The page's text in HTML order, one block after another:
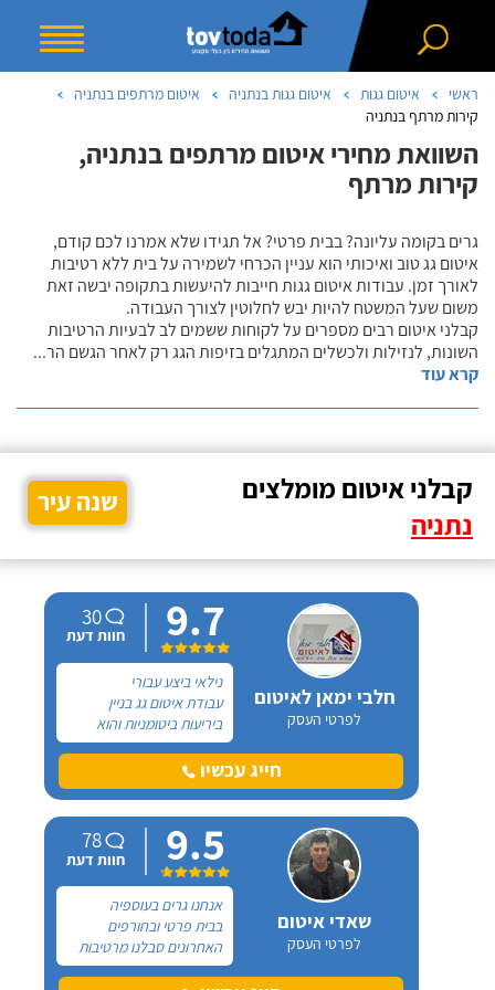
ראשי איטום גגות איטום גגות בנתניה
איטום מרתפים בנתניה
קירות מרתף בנתניה
השוואת מחירי איטום מרתפים בנתניה,
קירות מרתף
גרים בקומה עליונה? בבית פרטי? אל תגידו שלא אמרנו לכם קודם,
איטום גג טוב ואיכותי הוא עניין הכרחי לשמירה על בית ללא רטיבות
לאורך זמן. עבודות איטום גגות חייבות להיעשות בתקופה יבשה זאת
משום שעל המשטח להיות יבש לחלוטין לצורך העבודה.
קבלני איטום רבים מספרים על לקוחות ששמים לב לבעיות הרטיבות
השונות, לנזילות ולכשלים המתגלים בזיפות הגג רק לאחר הגשם הר...
קרא עוד
קבלני איטום מומלצים
נתניה
שנה עיר
חלבי ימאן לאיטום
לפרטי העסק
9.7
30
חוות דעת
נילאי ביצע עבורי
עבודת איטום גג בניין
ביריעות ביטומניות והוא
מאוד מקצועי! הגעתי אליו
דרך המלצה והוא גם נתן לי
את הצעת המחיר הכי
המקצוע האחרים שבדקתי.
קודם כל נילאי עמד
בזמנים!
חייג עכשיו
שאדי איטום
לפרטי העסק
9.5
78
חוות דעת
אנחנו גרים בעוספיה
בבית פרטי ובחורפים
האחרונים סבלנו מרטיבות
חמורה ומנזילות של מי